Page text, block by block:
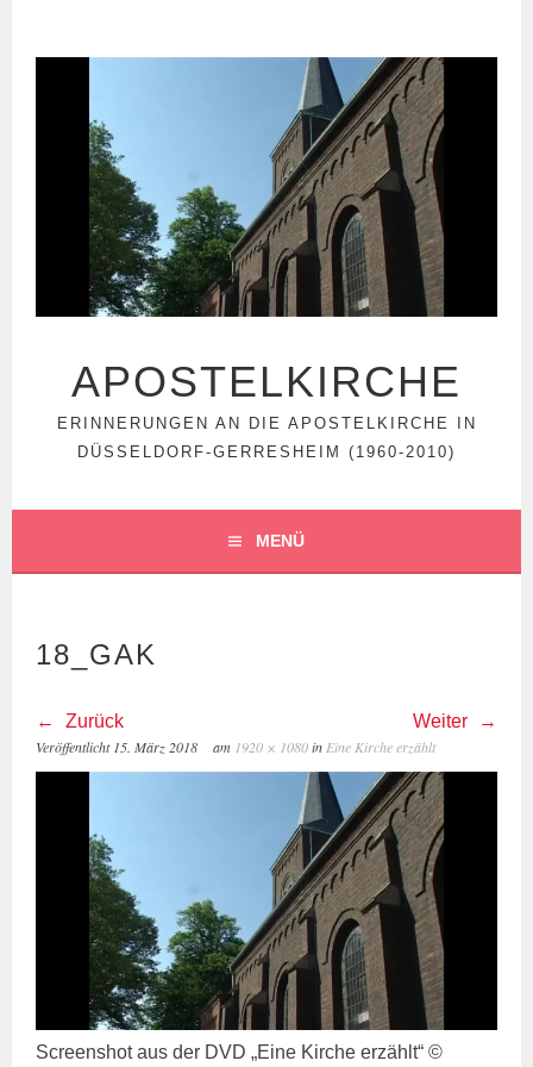
APOSTELKIRCHE
ERINNERUNGEN AN DIE APOSTELKIRCHE IN
DÜSSELDORF-GERRESHEIM (1960-2010)
MENÜ
18_GAK
Zurück Weiter
Veröffentlicht 15. März 2018 am 1920 × 1080in Eine Kirche erzählt
Screenshot aus der DVD „Eine Kirche erzählt“ ©